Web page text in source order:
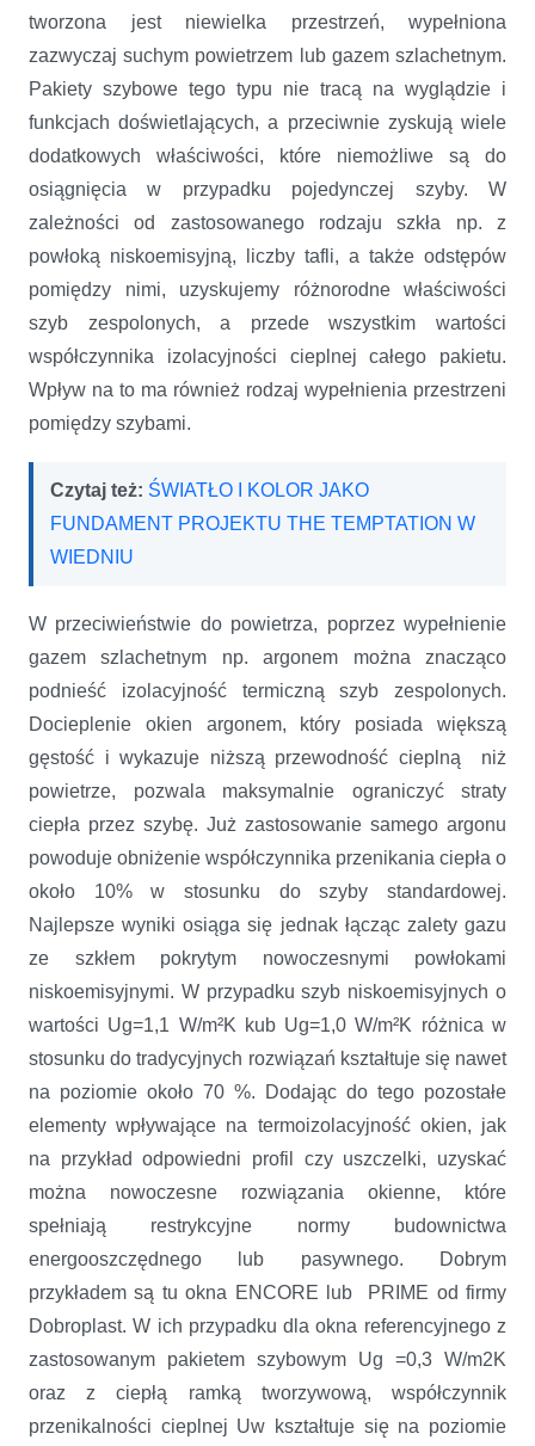
tworzona jest niewielka przestrzeń, wypełniona
zazwyczaj suchym powietrzem lub gazem szlachetnym.
Pakiety szybowe tego typu nie tracą na wyglądzie i
funkcjach doświetlających, a przeciwnie zyskują wiele
dodatkowych właściwości, które niemożliwe są do
osiągnięcia w przypadku pojedynczej szyby. W
zależności od zastosowanego rodzaju szkła np. z
powłoką niskoemisyjną, liczby tafli, a także odstępów
pomiędzy nimi, uzyskujemy różnorodne właściwości
szyb zespolonych, a przede wszystkim wartości
współczynnika izolacyjności cieplnej całego pakietu.
Wpływ na to ma również rodzaj wypełnienia przestrzeni
pomiędzy szybami.
Czytaj też: ŚWIATŁO I KOLOR JAKO
FUNDAMENT PROJEKTU THE TEMPTATION W
WIEDNIU
W przeciwieństwie do powietrza, poprzez wypełnienie
gazem szlachetnym np. argonem można znacząco
podnieść izolacyjność termiczną szyb zespolonych.
Docieplenie okien argonem, który posiada większą
gęstość i wykazuje niższą przewodność cieplną niż
powietrze, pozwala maksymalnie ograniczyć straty
ciepła przez szybę. Już zastosowanie samego argonu
powoduje obniżenie współczynnika przenikania ciepła o
około 10% w stosunku do szyby standardowej.
Najlepsze wyniki osiąga się jednak łącząc zalety gazu
ze szkłem pokrytym nowoczesnymi powłokami
niskoemisyjnymi. W przypadku szyb niskoemisyjnych o
wartości Ug=1,1 W/m²K kub Ug=1,0 W/m²K różnica w
stosunku do tradycyjnych rozwiązań kształtuje się nawet
na poziomie około 70 %. Dodając do tego pozostałe
elementy wpływające na termoizolacyjność okien, jak
na przykład odpowiedni profil czy uszczelki, uzyskać
można nowoczesne rozwiązania okienne, które
spełniają restrykcyjne normy budownictwa
energooszczędnego lub pasywnego. Dobrym
przykładem są tu okna ENCORE lub PRIME od firmy
Dobroplast. W ich przypadku dla okna referencyjnego z
zastosowanym pakietem szybowym Ug =0,3 W/m2K
oraz z ciepłą ramką tworzywową, współczynnik
przenikalności cieplnej Uw kształtuje się na poziomie